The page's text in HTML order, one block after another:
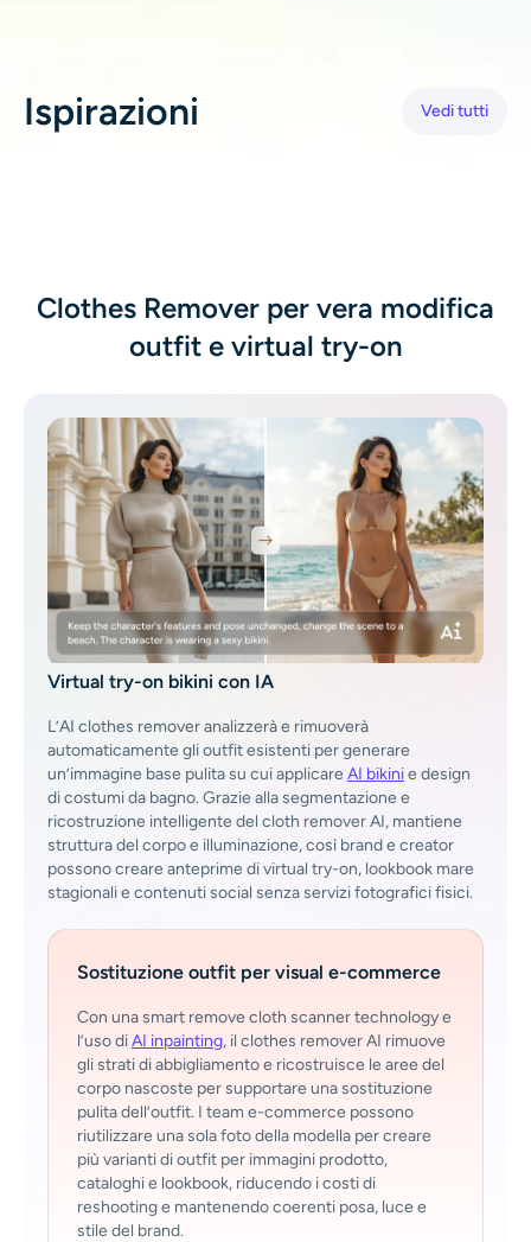
Bambino AI
Filtro AI
Generatore di colpi alla testa Pro
Generatore di colpi alla testa AI
Creatore di foto per passaporti
Strumenti video
Effetti video
Potenziatore video
Rimozione filigrana video
Ispirazioni Vedi tutti
Clothes Remover per vera modifica
outfit e virtual try-on
Virtual try-on bikini con IA
L’AI clothes remover analizzerà e rimuoverà
automaticamente gli outfit esistenti per generare
un’immagine base pulita su cui applicare AI bikinie design
di costumi da bagno. Grazie alla segmentazione e
ricostruzione intelligente del cloth remover AI, mantiene
struttura del corpo e illuminazione, così brand e creator
possono creare anteprime di virtual try-on, lookbook mare
stagionali e contenuti social senza servizi fotografici fisici.
Sostituzione outfit per visual e-commerce
Con una smart remove cloth scanner technology e
l’uso diAI inpainting, il clothes remover AI rimuove
gli strati di abbigliamento e ricostruisce le aree del
corpo nascoste per supportare una sostituzione
pulita dell’outfit. I team e-commerce possono
riutilizzare una sola foto della modella per creare
più varianti di outfit per immagini prodotto,
cataloghi e lookbook, riducendo i costi di
reshooting e mantenendo coerenti posa, luce e
stile del brand.